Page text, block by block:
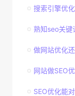
搜索引擎优
熟知seo关键
做网站优化
网站做SEO
SEO优化能